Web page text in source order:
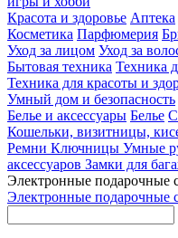
Красота и здоровье Аптека
Косметика Парфюмерия
Уход за лицом Уход за
Бытовая техника Техника
Техника для красоты и
Умный дом и безопасность
Белье и аксессуары Белье
Кошельки, визитницы,
Ремни Ключницы Умные
аксессуаров Замки для
Электронные подарочные
Электронные подарочные